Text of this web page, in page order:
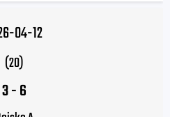
04-12
(20)
3-6